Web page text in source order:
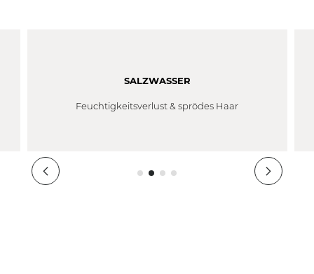
SALZWASSER
Feuchtigkeitsverlust & sprödes Haar